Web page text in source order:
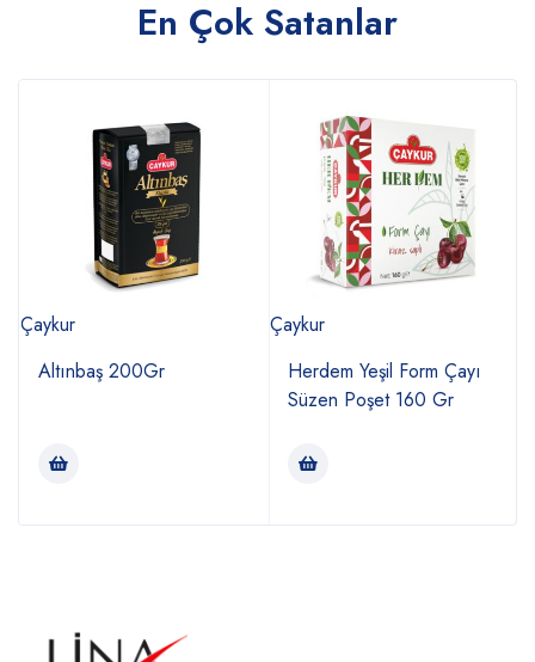
En Çok Satanlar
Çaykur
Altınbaş 200Gr
Çaykur
Herdem Yeşil Form Çayı
Süzen Poşet 160 Gr